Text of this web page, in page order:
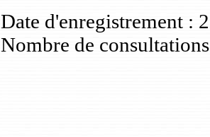
Date d'enregistrement :
Nombre de